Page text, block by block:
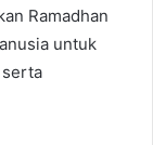
Ramadhan
untuk
serta